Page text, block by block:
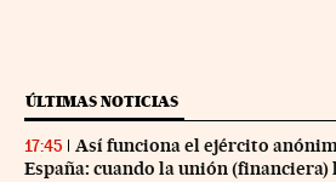
ÚLTIMAS NOTICIAS
17:45
Así funciona el ejército
España: cuando la unión (financiera)